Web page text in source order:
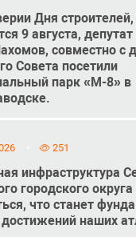
Дня
9 августа,
совместно с
Совета посетили
парк «М-8» в
251
инфраструктура
городского
что станет
наших